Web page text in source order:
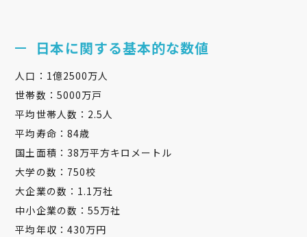
日本に関する基本的な数値
人口：1億2500万人
世帯数：5000万戸
平均世帯人数：2.5人
平均寿命：84歳
国土面積：38万平方キロメートル
大学の数：750校
大企業の数：1.1万社
中小企業の数：55万社
平均年収：430万円